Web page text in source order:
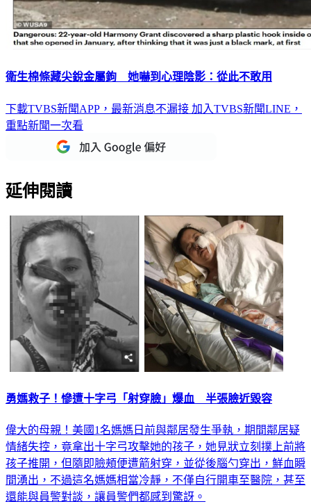
衛生棉條藏尖銳金屬鉤 她嚇到心理陰影：從此不敢用
下載TVBS新聞APP，最新消息不漏接 加入TVBS新聞LINE，
重點新聞一次看
延伸閱讀
勇媽救子！慘遭十字弓「射穿臉」爆血 半張臉近毀容
偉大的母親！美國1名媽媽日前與鄰居發生爭執，期間鄰居疑
情緒失控，竟拿出十字弓攻擊她的孩子，她見狀立刻撲上前將
孩子推開，但隨即臉頰便遭箭射穿，並從後腦勺穿出，鮮血瞬
間湧出，不過這名媽媽相當冷靜，不僅自行開車至醫院，甚至
還能與員警對談，讓員警們都感到驚訝。